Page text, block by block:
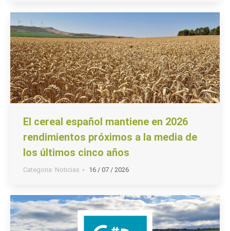
El cereal español mantiene en 2026
rendimientos próximos a la media de
los últimos cinco años
Categoria: Noticias 16 / 07 / 2026